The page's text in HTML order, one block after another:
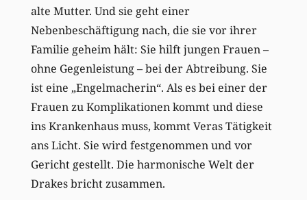
alte Mutter. Und sie geht einer
Nebenbeschäftigung nach, die sie vor ihrer
Familie geheim hält: Sie hilft jungen Frauen –
ohne Gegenleistung – bei der Abtreibung. Sie
ist eine „Engelmacherin“. Als es bei einer der
Frauen zu Komplikationen kommt und diese
ins Krankenhaus muss, kommt Veras Tätigkeit
ans Licht. Sie wird festgenommen und vor
Gericht gestellt. Die harmonische Welt der
Drakes bricht zusammen.